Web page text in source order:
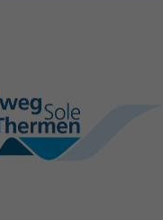
hellweg-sole-
thermen.de